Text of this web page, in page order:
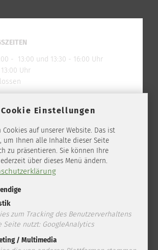
- 13:00 und 13:30 - 16:00 Uhr
Uhr
IM NETZ
auf Facebook
Instagram
Channel bei!
39 45 2 / 19 4 33 | Fax: +49 (0) 39 45 2 / 99 0 67 | E-
| Datenschutz | Sitemap
Cookie Einstellungen
Cookies auf unserer Website. Das ist
um Ihnen alle Inhalte dieser Seite
zu präsentieren. Sie können Ihre
über dieses Menü ändern.
zum Tracking des Benutzerverhaltens
Seite nutzt: GoogleAnalytics
/ Multimedia